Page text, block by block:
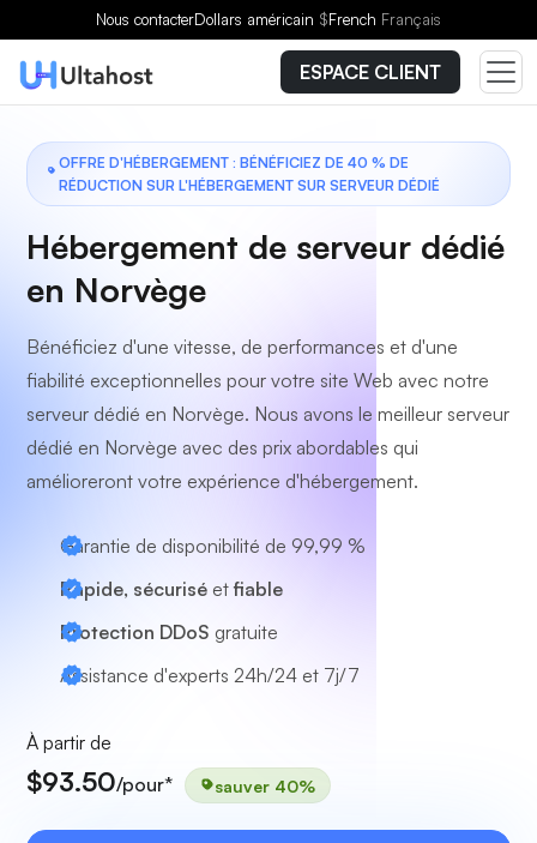
Nous contacterDollars américain $French Français
ESPACE CLIENT
OFFRE D'HÉBERGEMENT : BÉNÉFICIEZ DE 40 % DE
RÉDUCTION SUR L'HÉBERGEMENT SUR SERVEUR DÉDIÉ
Hébergement de serveur dédié
en Norvège
Bénéficiez d'une vitesse, de performances et d'une
fiabilité exceptionnelles pour votre site Web avec notre
serveur dédié en Norvège. Nous avons le meilleur serveur
dédié en Norvège avec des prix abordables qui
amélioreront votre expérience d'hébergement.
Garantie de disponibilité de 99,99 %
Rapide, sécurisé etfiable
Protection DDoS gratuite
Assistance d'experts 24h/24 et 7j/7
À partir de
$93.50/pour* sauver 40%